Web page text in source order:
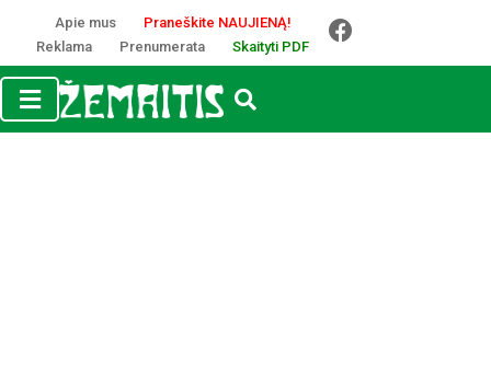
Apie mus
Praneškite NAUJIENĄ!
Reklama
Prenumerata Skaityti PDF